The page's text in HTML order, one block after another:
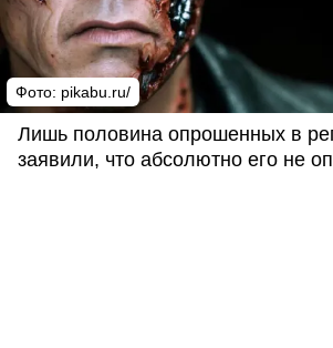
Фото: pikabu.ru/
Лишь половина опрошенных в
заявили, что абсолютно его не